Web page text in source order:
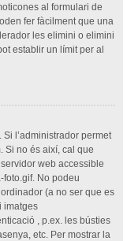
al formulari de
fer fàcilment que una
les elimini o elimini
establir un límit per al
l’administrador permet
Si no és així, cal que
web accessible
foto.gif. No podeu
(a no ser que es
imatges
, p.ex. les bústies
etc. Per mostrar la